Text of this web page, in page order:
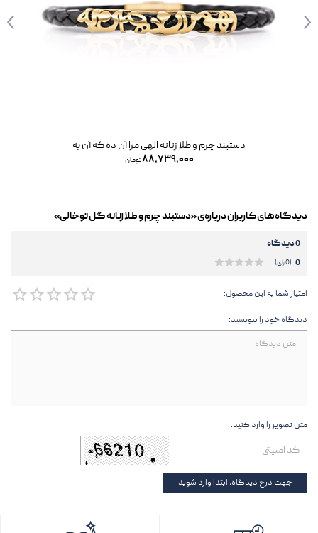
دستبند چرم و طلا زنانه الهی مرا آن ده که آن به
۸۸,۷۳۹,۰۰۰تومان
دیدگاه‌های کاربران درباره‌ی «دستبند چرم و طلا زنانه گل توخالی»
0 دیدگاه
0 (0 رای)
امتیاز شما به این محصول:
دیدگاه خود را بنویسید:
متن تصویر را وارد کنید:
جهت درج دیدگاه، ابتدا وارد شوید